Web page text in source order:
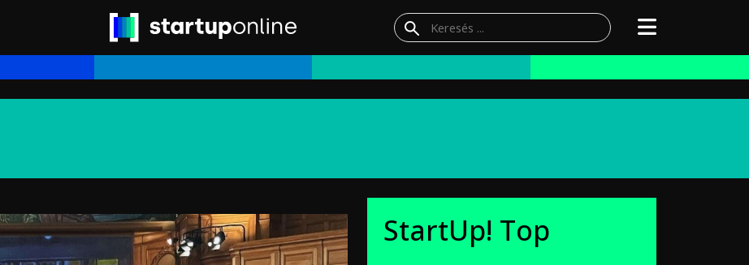
StartUp! Top